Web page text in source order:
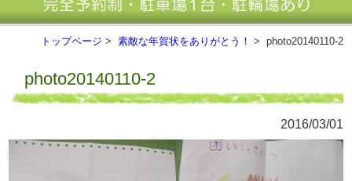
トップページ > 素敵な年賀状をありがとう！ > photo20140110-2
photo20140110-2
2016/03/01